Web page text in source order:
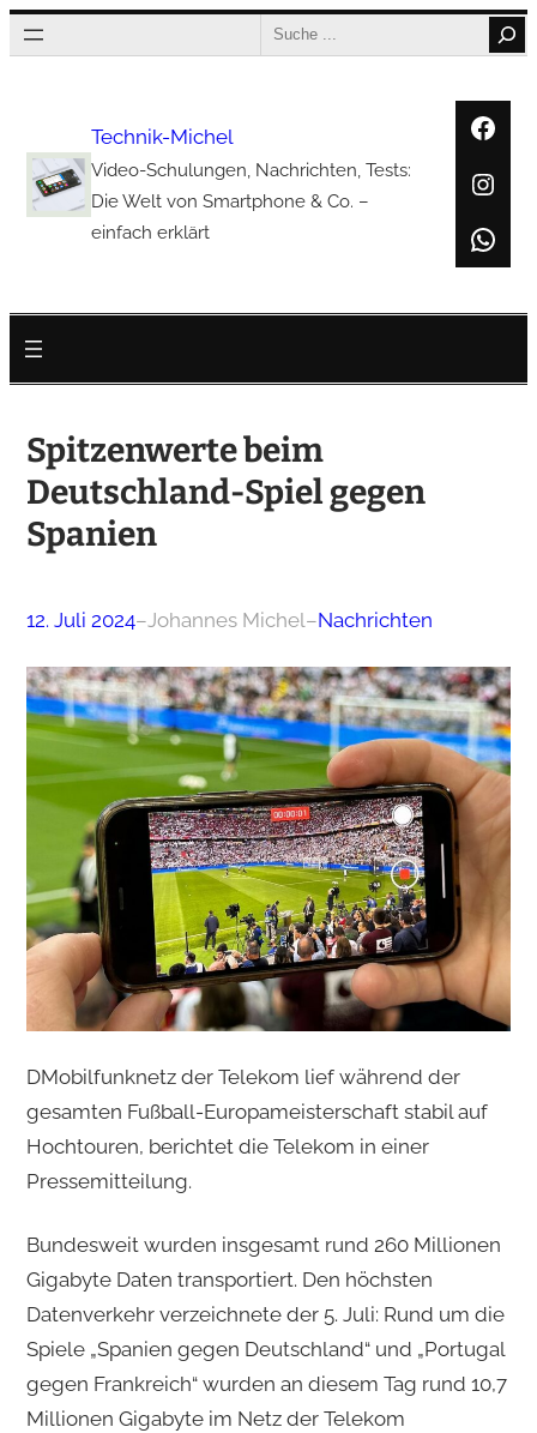
Zum
Inhalt
Search
Technik-Michel
Video-Schulungen, Nachrichten, Tests:
Die Welt von Smartphone & Co. –
einfach erklärt
Spitzenwerte beim
Deutschland-Spiel gegen
Spanien
12. Juli 2024–Johannes Michel–Nachrichten
DMobilfunknetz der Telekom lief während der
gesamten Fußball-Europameisterschaft stabil auf
Hochtouren, berichtet die Telekom in einer
Pressemitteilung.
Bundesweit wurden insgesamt rund 260 Millionen
Gigabyte Daten transportiert. Den höchsten
Datenverkehr verzeichnete der 5. Juli: Rund um die
Spiele „Spanien gegen Deutschland“ und „Portugal
gegen Frankreich“ wurden an diesem Tag rund 10,7
Millionen Gigabyte im Netz der Telekom